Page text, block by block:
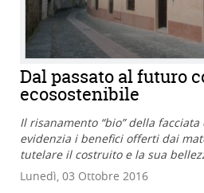
Dal passato al futuro
ecosostenibile
Il risanamento “bio” della
evidenzia i benefici offerti dai
tutelare il costruito e la sua
Lunedì, 03 Ottobre 2016